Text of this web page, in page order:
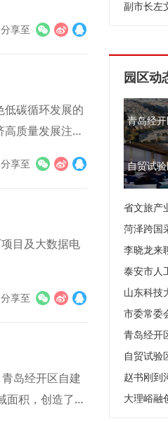
分享至
碳循环发展的
质量发展注入
分享至
目及大数据电
分享至
岛经开区自建
面积，创造了全
园区动
省文旅产
菏泽跨国
李晓龙来
泰安市人
山东科技
市委常委
赵书刚到
大理峪融